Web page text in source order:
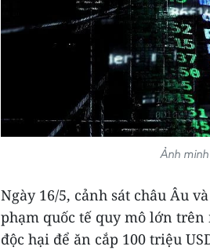
Ảnh
Ngày 16/5, cảnh sát châu Âu
phạm quốc tế quy mô lớn
độc hại để ăn cắp 100 triệu